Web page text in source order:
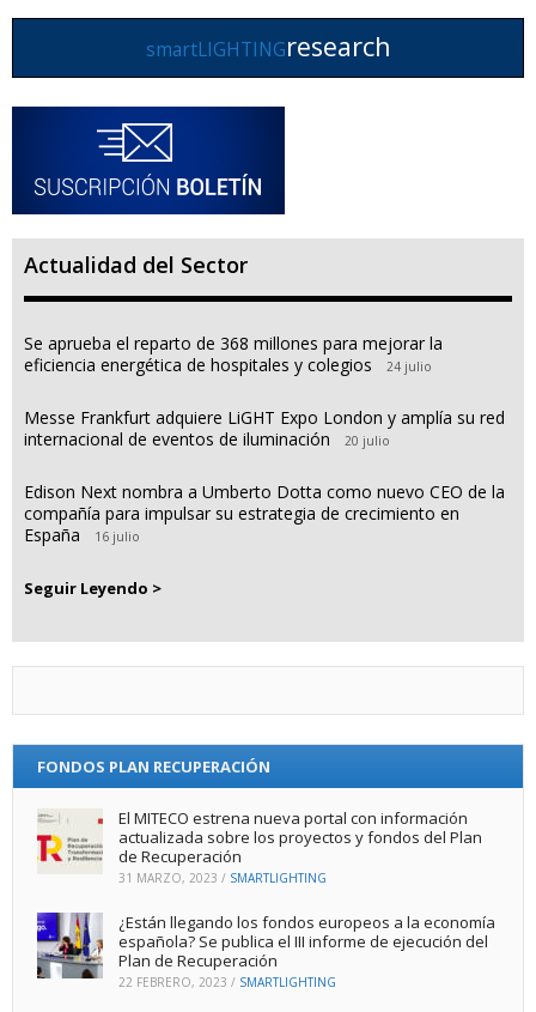
smartLIGHTINGresearch
Actualidad del Sector
Se aprueba el reparto de 368 millones para mejorar la
eficiencia energética de hospitales y colegios
24 julio
Messe Frankfurt adquiere LiGHT Expo London y amplía su red
internacional de eventos de iluminación
20 julio
Edison Next nombra a Umberto Dotta como nuevo CEO de la
compañía para impulsar su estrategia de crecimiento en
España
16 julio
Seguir Leyendo >
FONDOS PLAN RECUPERACIÓN
El MITECO estrena nueva portal con información
actualizada sobre los proyectos y fondos del Plan
de Recuperación
31 MARZO, 2023 / SMARTLIGHTING
¿Están llegando los fondos europeos a la economía
española? Se publica el III informe de ejecución del
Plan de Recuperación
22 FEBRERO, 2023 / SMARTLIGHTING